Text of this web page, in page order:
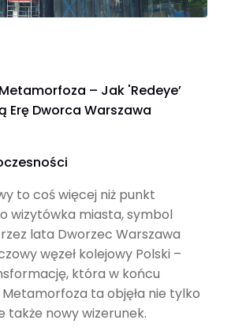
– Jak 'Redeye’
Erę Dworca Warszawa
to coś więcej niż punkt
wizytówka miasta, symbol
lata Dworzec Warszawa
węzeł kolejowy Polski –
która w końcu
Metamorfoza ta objęła nie tylko
także nowy wizerunek.